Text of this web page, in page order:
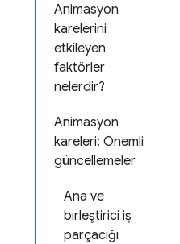
Animasyon
karelerini
etkileyen
faktörler
nelerdir?
Animasyon
kareleri: Önemli
güncellemeler
Ana ve
birleştirici iş
parçacığı